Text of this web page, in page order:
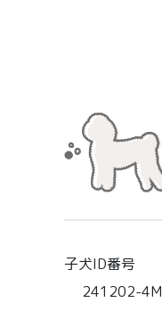
子犬ID番号
241202-4M